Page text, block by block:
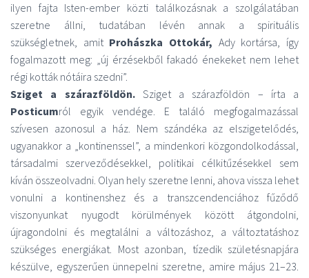
ilyen fajta Isten-ember közti találkozásnak a szolgálatában
szeretne állni, tudatában lévén annak a spirituális
szükségletnek, amit Prohászka Ottokár, Ady kortársa, így
fogalmazott meg: „új érzésekből fakadó énekeket nem lehet
régi kották nótáira szedni”.
Sziget a szárazföldön.Sziget a szárazföldön – írta a
Posticumról egyik vendége. E találó megfogalmazással
szívesen azonosul a ház. Nem szándéka az elszigetelődés,
ugyanakkor a „kontinenssel”, a mindenkori közgondolkodással,
társadalmi szerveződésekkel, politikai célkitűzésekkel sem
kíván összeolvadni. Olyan hely szeretne lenni, ahova vissza lehet
vonulni a kontinenshez és a transzcendenciához fűződő
viszonyunkat nyugodt körülmények között átgondolni,
újragondolni és megtalálni a változáshoz, a változtatáshoz
szükséges energiákat. Most azonban, tízedik születésnapjára
készülve, egyszerűen ünnepelni szeretne, amire május 21–23.